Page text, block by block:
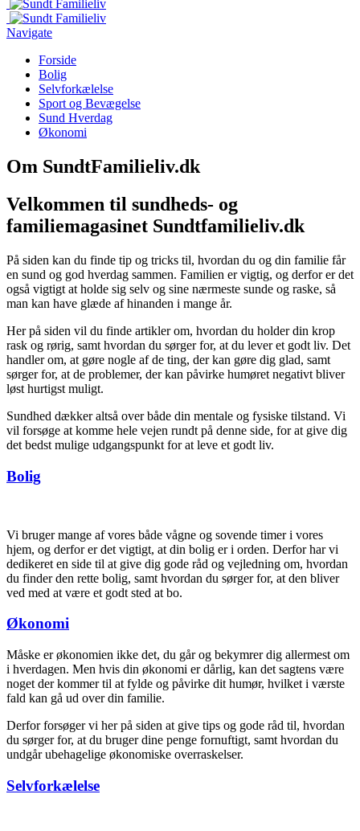
Navigate
Forside
Bolig
Selvforkælelse
Sport og Bevægelse
Sund Hverdag
Økonomi
Om SundtFamilieliv.dk
Velkommen til sundheds- og
familiemagasinet Sundtfamilieliv.dk
På siden kan du finde tip og tricks til, hvordan du og din familie får
en sund og god hverdag sammen. Familien er vigtig, og derfor er det
også vigtigt at holde sig selv og sine nærmeste sunde og raske, så
man kan have glæde af hinanden i mange år.
Her på siden vil du finde artikler om, hvordan du holder din krop
rask og rørig, samt hvordan du sørger for, at du lever et godt liv. Det
handler om, at gøre nogle af de ting, der kan gøre dig glad, samt
sørger for, at de problemer, der kan påvirke humøret negativt bliver
løst hurtigst muligt.
Sundhed dækker altså over både din mentale og fysiske tilstand. Vi
vil forsøge at komme hele vejen rundt på denne side, for at give dig
det bedst mulige udgangspunkt for at leve et godt liv.
Bolig
Vi bruger mange af vores både vågne og sovende timer i vores
hjem, og derfor er det vigtigt, at din bolig er i orden. Derfor har vi
dedikeret en side til at give dig gode råd og vejledning om, hvordan
du finder den rette bolig, samt hvordan du sørger for, at den bliver
ved med at være et godt sted at bo.
Økonomi
Måske er økonomien ikke det, du går og bekymrer dig allermest om
i hverdagen. Men hvis din økonomi er dårlig, kan det sagtens være
noget der kommer til at fylde og påvirke dit humør, hvilket i værste
fald kan gå ud over din familie.
Derfor forsøger vi her på siden at give tips og gode råd til, hvordan
du sørger for, at du bruger dine penge fornuftigt, samt hvordan du
undgår ubehagelige økonomiske overraskelser.
Selvforkælelse